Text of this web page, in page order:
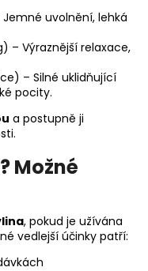
uvolnění, lehká
– Výraznější relaxace,
– Silné uklidňující
pocity.
a postupně ji
Možné
, pokud je užívána
vedlejší účinky patří: